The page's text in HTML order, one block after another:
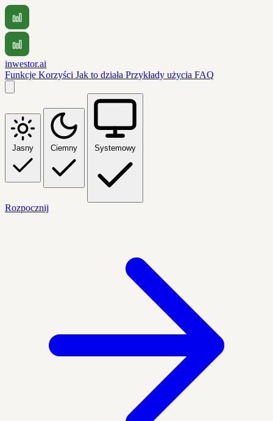
inwestor.ai
Funkcje Korzyści Jak to działa Przykłady użycia FAQ
Jasny Ciemny Systemowy
Rozpocznij